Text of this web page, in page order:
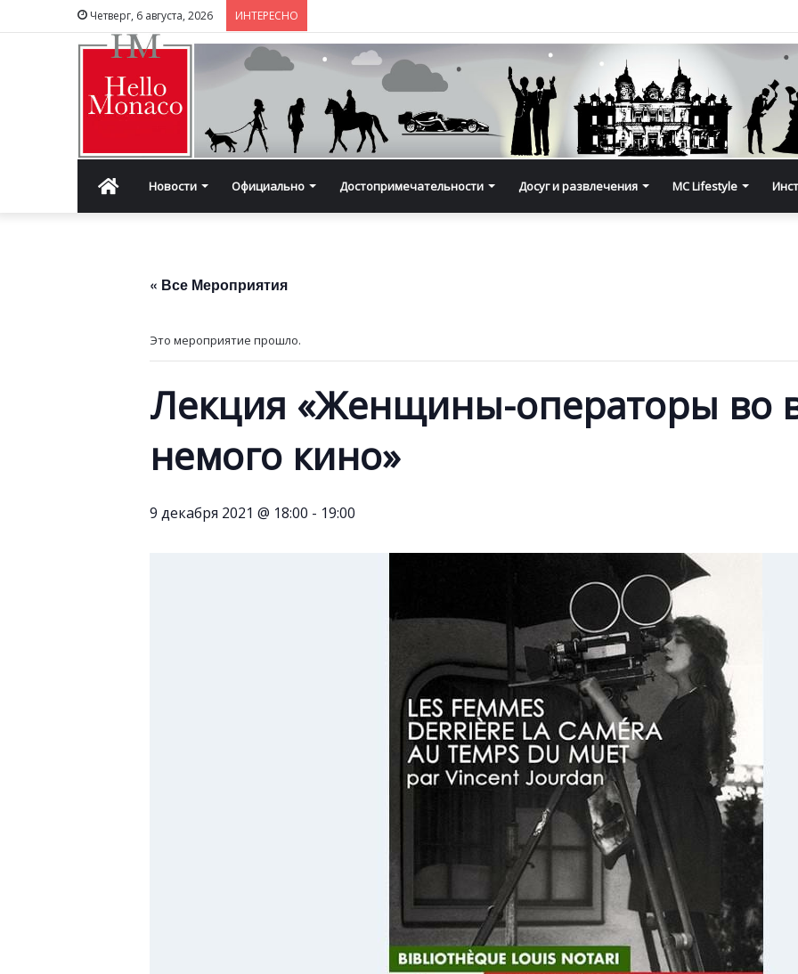
Четверг, 6 августа, 2026 ИНТЕРЕСНО
ГлавнаяНовости Официально Достопримечательности Досуг и развлечения MC Lifestyle
« Все Мероприятия
Это мероприятие прошло.
Лекция «Женщины-операторы во
немого кино»
9 декабря 2021 @ 18:00 - 19:00